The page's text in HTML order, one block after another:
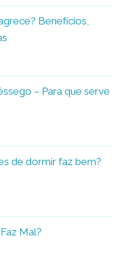
Benefícios,
– Para que serve
de dormir faz bem?
Mal?